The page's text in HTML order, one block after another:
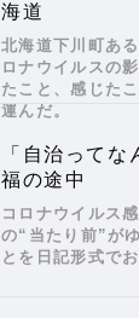
海道
北海道下川町あ
ロナウイルスの
たこと、感じた
運んだ。
「自治って
福の途中
コロナウイルス
の“当たり前”が
とを日記形式でお